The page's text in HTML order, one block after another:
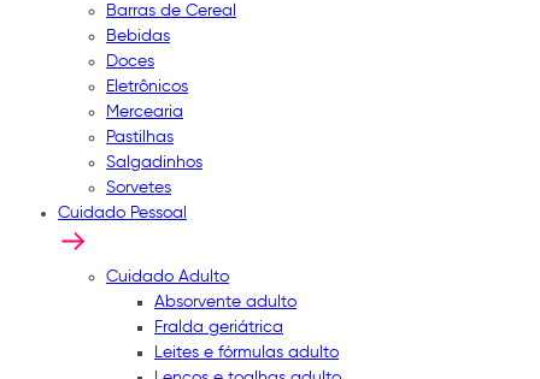
Barras de Cereal
Bebidas
Doces
Eletrônicos
Mercearia
Pastilhas
Salgadinhos
Sorvetes
Cuidado Pessoal
Cuidado Adulto
Absorvente adulto
Fralda geriátrica
Leites e fórmulas adulto